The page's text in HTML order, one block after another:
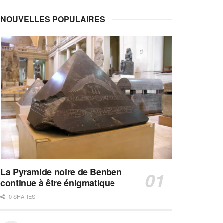
NOUVELLES POPULAIRES
La Pyramide noire de Benben
continue à être énigmatique
0 SHARES